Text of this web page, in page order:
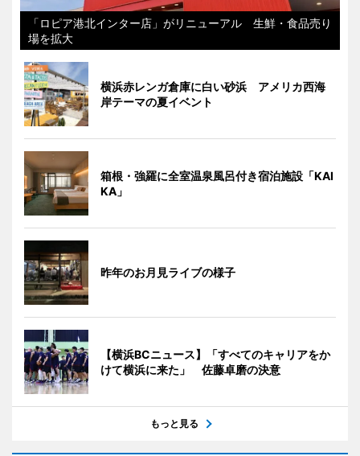
「ロピア港北インター店」がリニューアル 生鮮・食品売り
場を拡大
横浜赤レンガ倉庫に白い砂浜 アメリカ西海
岸テーマの夏イベント
箱根・強羅に全室温泉風呂付き宿泊施設「KAI
KA」
昨年のお月見ライブの様子
【横浜BCニュース】「すべてのキャリアをか
けて横浜に来た」 佐藤卓磨の決意
もっと見る